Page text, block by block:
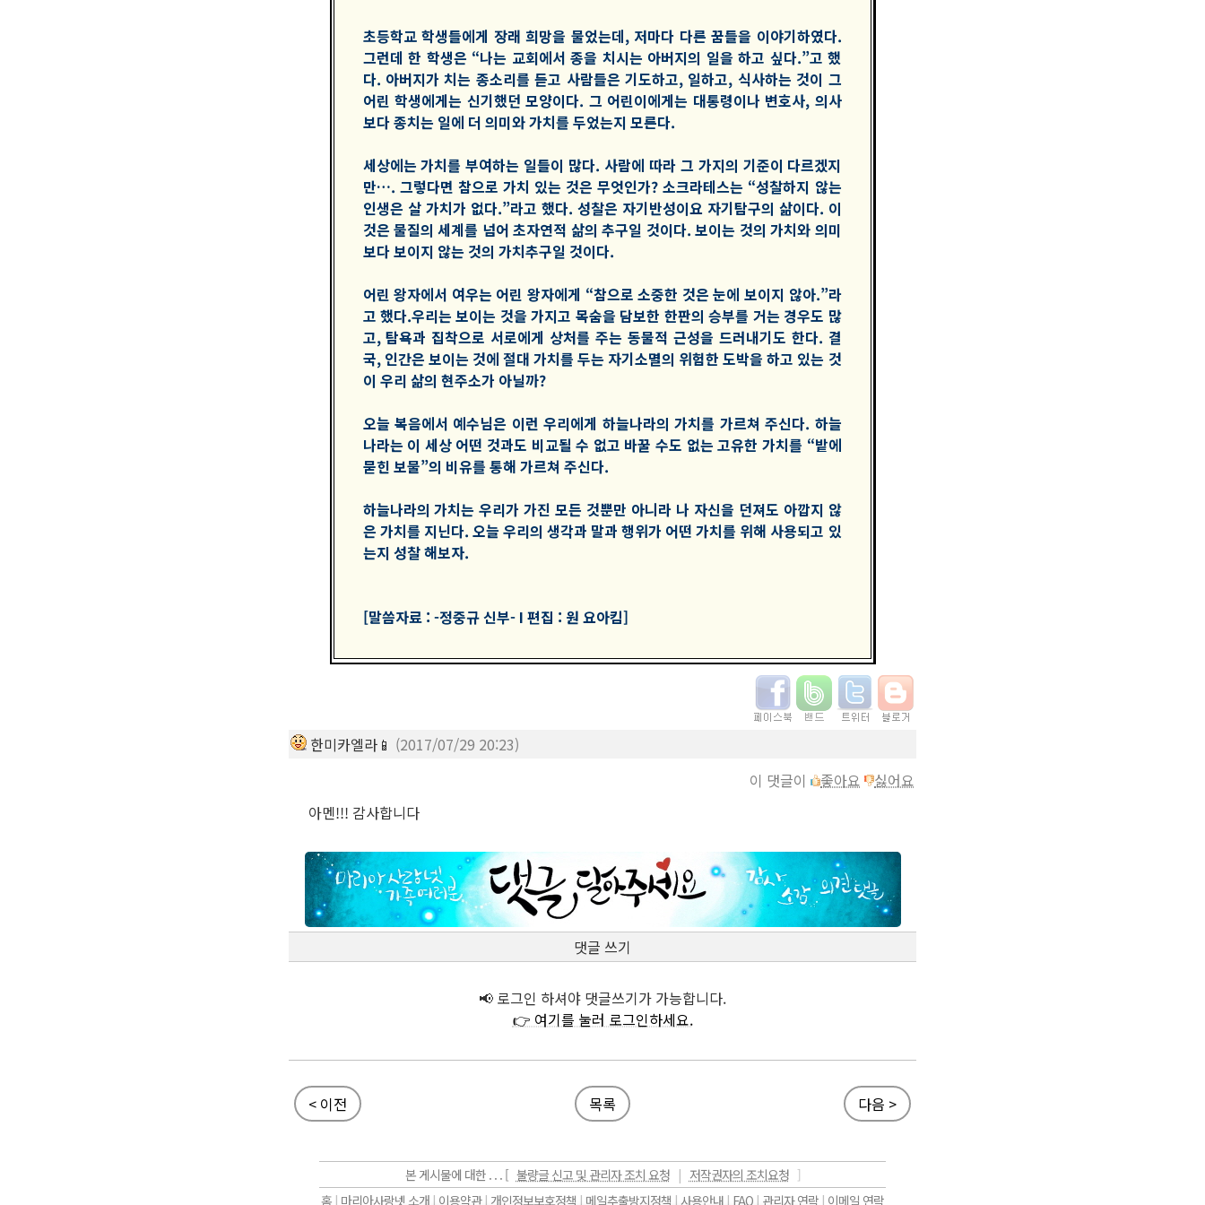
초등학교 학생들에게 장래 희망을 물었는데, 저마다 다른 꿈들을 이야기하였다.
그런데 한 학생은 “나는 교회에서 종을 치시는 아버지의 일을 하고 싶다.”고 했
다. 아버지가 치는 종소리를 듣고 사람들은 기도하고, 일하고, 식사하는 것이 그
어린 학생에게는 신기했던 모양이다. 그 어린이에게는 대통령이나 변호사, 의사
보다 종치는 일에 더 의미와 가치를 두었는지 모른다.
세상에는 가치를 부여하는 일들이 많다. 사람에 따라 그 가지의 기준이 다르겠지
만…. 그렇다면 참으로 가치 있는 것은 무엇인가? 소크라테스는 “성찰하지 않는
인생은 살 가치가 없다.”라고 했다. 성찰은 자기반성이요 자기탐구의 삶이다. 이
것은 물질의 세계를 넘어 초자연적 삶의 추구일 것이다. 보이는 것의 가치와 의미
보다 보이지 않는 것의 가치추구일 것이다.
어린 왕자에서 여우는 어린 왕자에게 “참으로 소중한 것은 눈에 보이지 않아.”라
고 했다.우리는 보이는 것을 가지고 목숨을 담보한 한판의 승부를 거는 경우도 많
고, 탐욕과 집착으로 서로에게 상처를 주는 동물적 근성을 드러내기도 한다. 결
국, 인간은 보이는 것에 절대 가치를 두는 자기소멸의 위험한 도박을 하고 있는 것
이 우리 삶의 현주소가 아닐까?
오늘 복음에서 예수님은 이런 우리에게 하늘나라의 가치를 가르쳐 주신다. 하늘
나라는 이 세상 어떤 것과도 비교될 수 없고 바꿀 수도 없는 고유한 가치를 “밭에
묻힌 보물”의 비유를 통해 가르쳐 주신다.
하늘나라의 가치는 우리가 가진 모든 것뿐만 아니라 나 자신을 던져도 아깝지 않
은 가치를 지닌다. 오늘 우리의 생각과 말과 행위가 어떤 가치를 위해 사용되고 있
는지 성찰 해보자.
[말씀자료 : -정중규 신부- I 편집 : 원 요아킴]
한미카엘라📱 (2017/07/29 20:23)
이 댓글이
좋아요
싫어요
아멘!!! 감사합니다
댓글 쓰기
📢 로그인 하셔야 댓글쓰기가 가능합니다.
👉 여기를 눌러 로그인하세요.
< 이전 목록 다음 >
본 게시물에 대한 . . . [ 불량글 신고 및 관리자 조치 요청 | 저작권자의 조치요청 ]
홈 | 마리아사랑넷 소개 | 이용약관 | 개인정보보호정책 | 메일추출방지정책 | 사용안내 | FAQ | 관리자 연락 | 이메일 연락